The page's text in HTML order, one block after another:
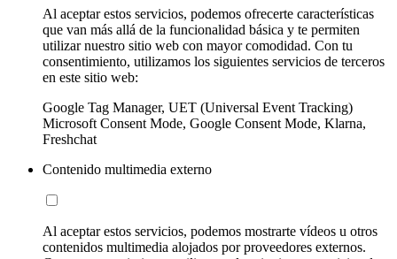
Al aceptar estos servicios, podemos ofrecerte características
que van más allá de la funcionalidad básica y te permiten
utilizar nuestro sitio web con mayor comodidad. Con tu
consentimiento, utilizamos los siguientes servicios de terceros
en este sitio web:
Google Tag Manager, UET (Universal Event Tracking)
Microsoft Consent Mode, Google Consent Mode, Klarna,
Freshchat
Contenido multimedia externo
Al aceptar estos servicios, podemos mostrarte vídeos u otros
contenidos multimedia alojados por proveedores externos.